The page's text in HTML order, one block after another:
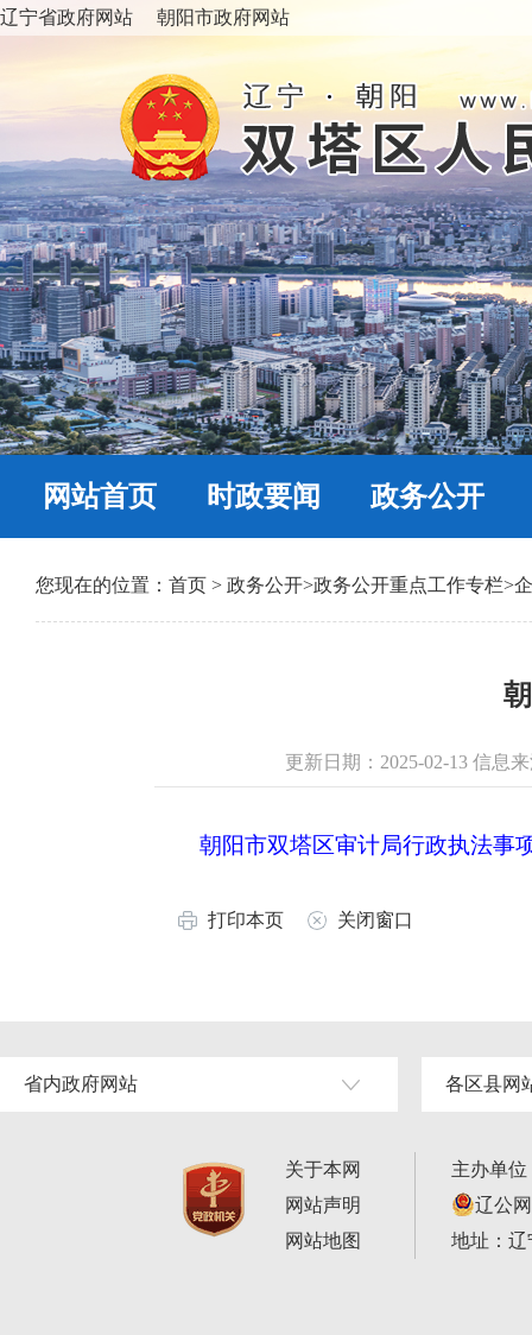
辽宁省政府网站 朝阳市政府网站
网站首页 时政要闻 政务公开
您现在的位置： 首页 > 政务公开>政务公开重点工作专栏>
更新日期：2025-02-13 信息
朝阳市双塔区审计局行政执法事
打印本页 关闭窗口
省内政府网站 各区县网
关于本网
网站声明
网站地图
主办单
辽公
地址：辽